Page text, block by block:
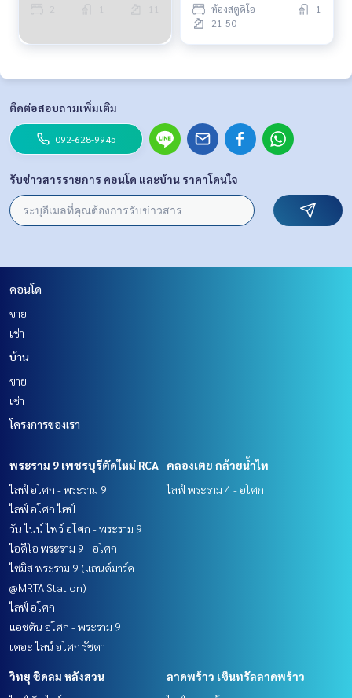
ห้องสตูดิโอ
1
21-50
ติดต่อสอบถามเพิ่มเติม
092-628-9945
รับข่าวสารรายการ คอนโด และบ้าน ราคาโดนใจ
คอนโด
ขาย
เช่า
บ้าน
ขาย
เช่า
โครงการของเรา
พระราม 9 เพชรบุรีตัดใหม่ RCA
ไลฟ์ อโศก - พระราม 9
ไลฟ์ อโศก ไฮป์
วัน ไนน์ ไฟว์ อโศก - พระราม 9
ไอดีโอ พระราม 9 - อโศก
ไซมิส พระราม 9 (แลนด์มาร์ค
@MRTA Station)
ไลฟ์ อโศก
แอชตัน อโศก - พระราม 9
เดอะ ไลน์ อโศก รัชดา
คลองเตย กล้วยน้ำไท
ไลฟ์ พระราม 4 - อโศก
วิทยุ ชิดลม หลังสวน
ลาดพร้าว เซ็นทรัลลาดพร้าว